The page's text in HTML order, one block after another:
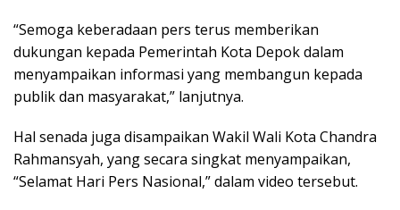
“Semoga keberadaan pers terus memberikan
dukungan kepada Pemerintah Kota Depok dalam
menyampaikan informasi yang membangun kepada
publik dan masyarakat,” lanjutnya.
Hal senada juga disampaikan Wakil Wali Kota Chandra
Rahmansyah, yang secara singkat menyampaikan,
“Selamat Hari Pers Nasional,” dalam video tersebut.